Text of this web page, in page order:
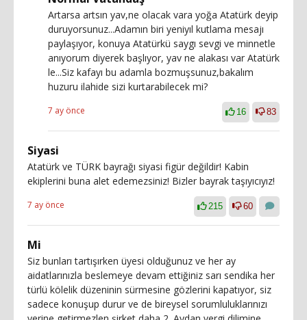
Artarsa artsın yav,ne olacak vara yoğa Atatürk deyip
duruyorsunuz...Adamın biri yeniyıl kutlama mesajı
paylaşıyor, konuya Atatürkü saygı sevgi ve minnetle
anıyorum diyerek başlıyor, yav ne alakası var Atatürk
le...Siz kafayı bu adamla bozmuşsunuz,bakalım
huzuru ilahide sizi kurtarabilecek mi?
7 ay önce 16 83
Siyasi
Atatürk ve TÜRK bayrağı siyasi figür değildir! Kabin
ekiplerini buna alet edemezsiniz! Bizler bayrak taşıyıcıyız!
7 ay önce 215 60
Mi
Siz bunları tartışırken üyesi olduğunuz ve her ay
aidatlarınızla beslemeye devam ettiğiniz sarı sendika her
türlü kölelik düzeninin sürmesine gözlerini kapatıyor, siz
sadece konuşup durur ve de bireysel sorumluluklarınızı